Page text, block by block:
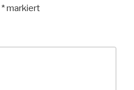
*markiert